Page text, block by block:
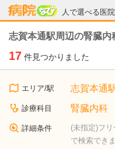
人で選べる医
病院なび
志賀本通駅周辺の腎臓内
17 件見つかりました
エリア/駅 志賀本通
診療科目 腎臓内科
詳細条件
(未指定)フ
で検索でき